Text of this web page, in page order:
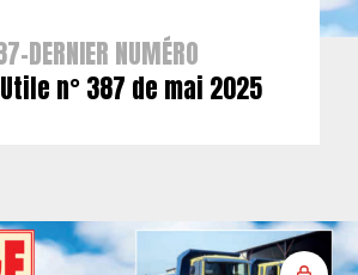
DERNIER NUMÉRO
n° 387 de mai 2025